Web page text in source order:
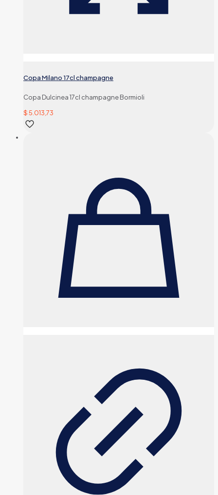
Copa Milano 17cl champagne
Copa Dulcinea 17cl champagne Bormioli
$5.013,73